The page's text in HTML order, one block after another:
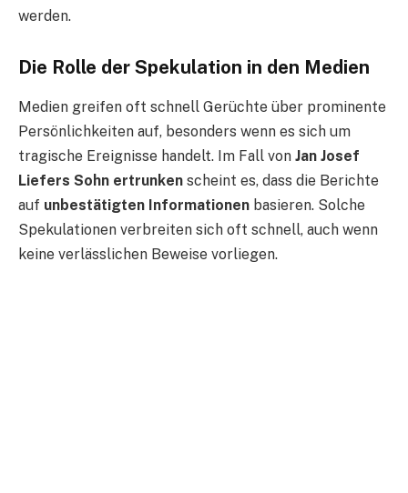
werden.
Die Rolle der Spekulation in den Medien
Medien greifen oft schnell Gerüchte über prominente
Persönlichkeiten auf, besonders wenn es sich um
tragische Ereignisse handelt. Im Fall von Jan Josef
Liefers Sohn ertrunken scheint es, dass die Berichte
auf unbestätigten Informationen basieren. Solche
Spekulationen verbreiten sich oft schnell, auch wenn
keine verlässlichen Beweise vorliegen.